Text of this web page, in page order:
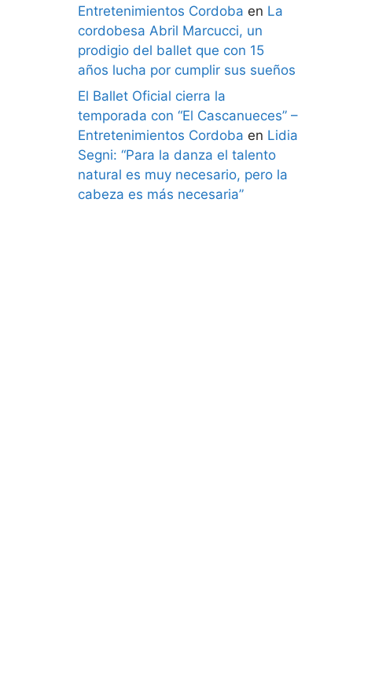
Entretenimientos Cordoba en La
cordobesa Abril Marcucci, un
prodigio del ballet que con 15
años lucha por cumplir sus sueños
El Ballet Oficial cierra la
temporada con “El Cascanueces” –
Entretenimientos Cordoba en Lidia
Segni: “Para la danza el talento
natural es muy necesario, pero la
cabeza es más necesaria”